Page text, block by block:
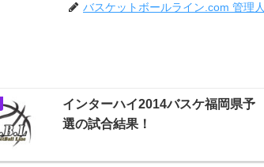
バスケットボールライン.com 管理人
インターハイ2014バスケ福岡県予
選の試合結果！